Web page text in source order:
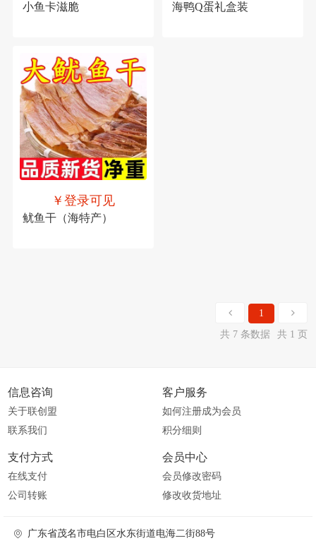
小鱼卡滋脆 海鸭Q蛋礼盒装
￥登录可见
鱿鱼干（海特产）
1
共 7 条数据
共 1 页
信息咨询
关于联创盟
联系我们
客户服务
如何注册成为会员
积分细则
支付方式
在线支付
公司转账
会员中心
会员修改密码
修改收货地址
广东省茂名市电白区水东街道电海二街88号